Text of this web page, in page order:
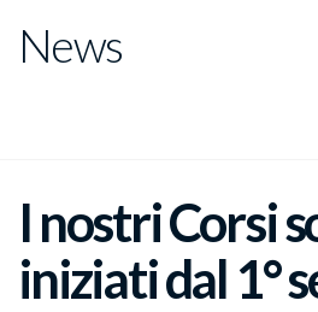
News
I nostri Corsi
iniziati dal 1°